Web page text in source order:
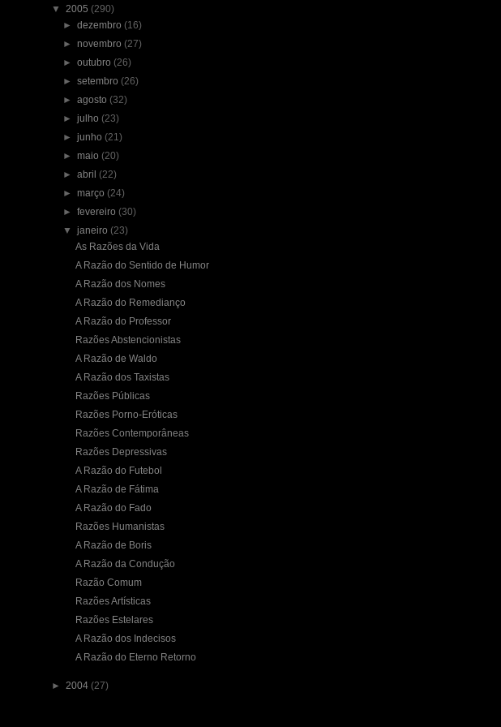
▼ 2005 (290)
►dezembro (16)
►novembro (27)
►outubro (26)
►setembro (26)
►agosto (32)
►julho (23)
►junho (21)
►maio (20)
►abril (22)
►março (24)
►fevereiro (30)
▼janeiro (23)
As Razões da Vida
A Razão do Sentido de Humor
A Razão dos Nomes
A Razão do Remedianço
A Razão do Professor
Razões Abstencionistas
A Razão de Waldo
A Razão dos Taxistas
Razões Públicas
Razões Porno-Eróticas
Razões Contemporâneas
Razões Depressivas
A Razão do Futebol
A Razão de Fátima
A Razão do Fado
Razões Humanistas
A Razão de Boris
A Razão da Condução
Razão Comum
Razões Artísticas
Razões Estelares
A Razão dos Indecisos
A Razão do Eterno Retorno
► 2004 (27)